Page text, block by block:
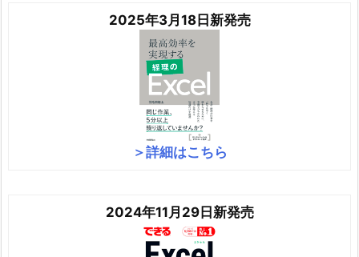
2025年3月18日新発売
＞詳細はこちら
2024年11月29日新発売